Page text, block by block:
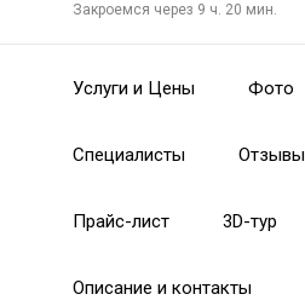
Закроемся через 9 ч. 20 мин.
Услуги и Цены Фото
Специалисты Отзывы
Прайс-лист 3D-тур
Описание и контакты